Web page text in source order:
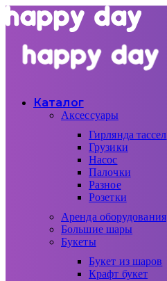
Каталог
Аксессуары
Гирлянда тассел
Грузики
Насос
Палочки
Разное
Розетки
Аренда оборудования
Большие шары
Букеты
Букет из шаров
Крафт букет